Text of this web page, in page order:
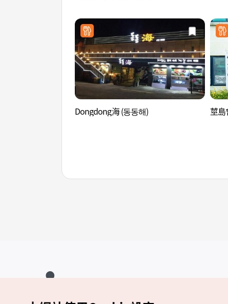
Dongdong海 (동동해) 莖島